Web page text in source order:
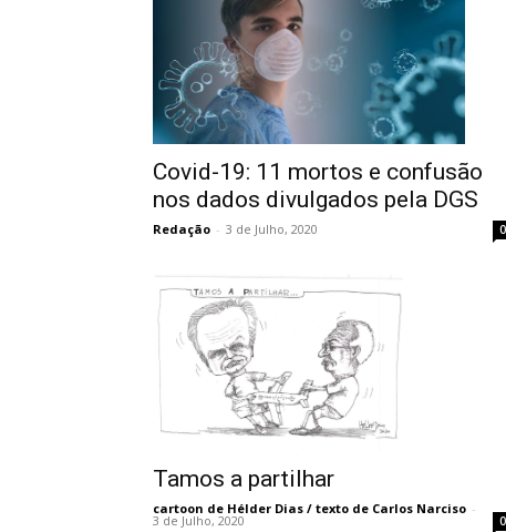
Covid-19: 11 mortos e confusão
nos dados divulgados pela DGS
Redação - 3 de Julho, 2020 0
Tamos a partilhar
cartoon de Hélder Dias / texto de Carlos Narciso -
3 de Julho, 2020 0